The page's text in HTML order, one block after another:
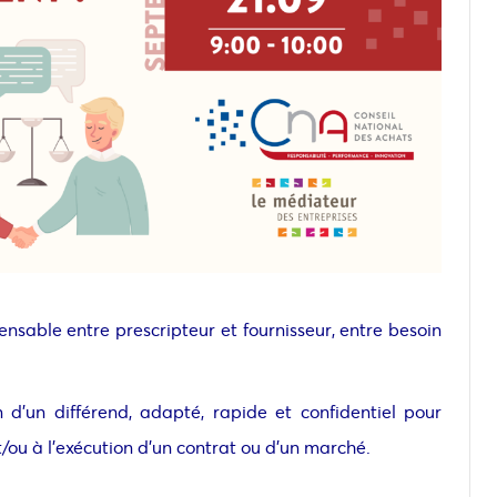
entre prescripteur et fournisseur, entre besoin
différend, adapté, rapide et confidentiel pour
à l’exécution d’un contrat ou d’un marché.